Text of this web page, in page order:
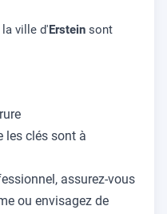
ville d'Erstein sont
les clés sont à
assurez-vous
ou envisagez de